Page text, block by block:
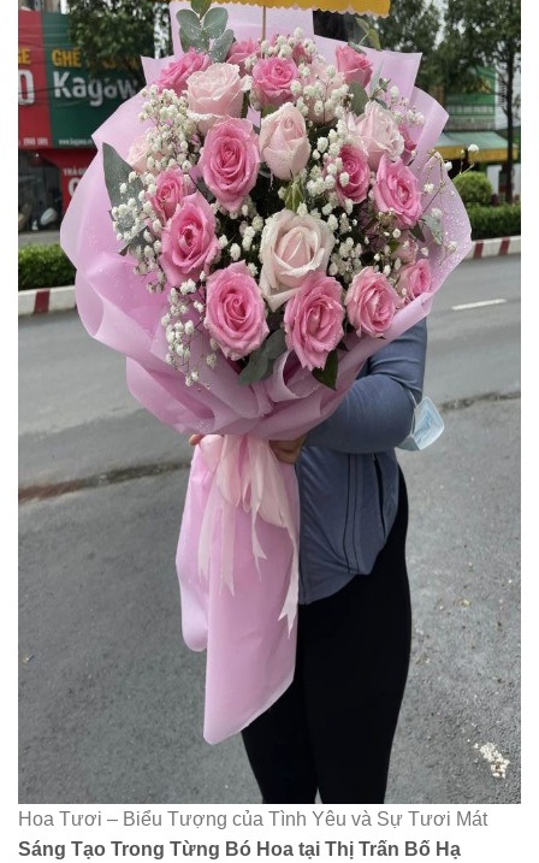
Hoa Tươi – Biểu Tượng của Tình Yêu và Sự Tươi Mát
Sáng Tạo Trong Từng Bó Hoa tại Thị Trấn Bố Hạ